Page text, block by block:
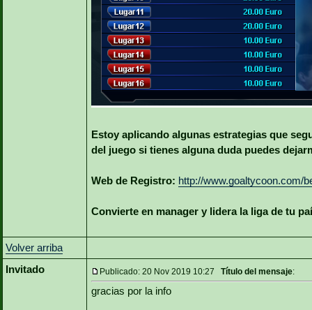
Estoy aplicando algunas estrategias que
del juego si tienes alguna duda puedes
Web de Registro: http://www.goaltycoon.com/
Convierte en manager y lidera la liga de tu
Volver arriba
Invitado
Publicado: 20 Nov 2019 10:27 Título del mensaje:
gracias por la info